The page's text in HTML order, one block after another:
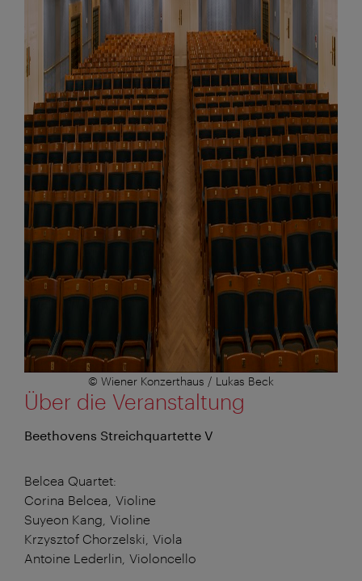
© Wiener Konzerthaus / Lukas Beck
Über die Veranstaltung
Beethovens Streichquartette V
Belcea Quartet:
Corina Belcea, Violine
Suyeon Kang, Violine
Krzysztof Chorzelski, Viola
Antoine Lederlin, Violoncello